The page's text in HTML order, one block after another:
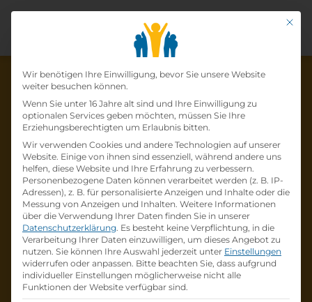
Die Lehrstelle wurde schon
besetzt!
Die LehrstelleLehrling
Betriebslogistikkauffrau /-mann (m/w/d)bei
Transgourmet Österreich GmbHist schon
besetzt.
Firmenprofil besuchen
Mit
Datenschutz-
Wir benötigen Ihre Einwilligung, bevor Sie unsere Website
weiter besuchen können.
Wenn Sie unter 16 Jahre alt sind und Ihre Einwilligung zu
optionalen Services geben möchten, müssen Sie Ihre
Erziehungsberechtigten um Erlaubnis bitten.
Wir verwenden Cookies und andere Technologien auf unserer
Website. Einige von ihnen sind essenziell, während andere uns
helfen, diese Website und Ihre Erfahrung zu verbessern.
Personenbezogene Daten können verarbeitet werden (z. B. IP-
Adressen), z. B. für personalisierte Anzeigen und Inhalte oder die
Messung von Anzeigen und Inhalten. Weitere Informationen
über die Verwendung Ihrer Daten finden Sie in unserer
Datenschutzerklärung. Es besteht keine Verpflichtung, in die
Verarbeitung Ihrer Daten einzuwilligen, um dieses Angebot zu
nutzen. Sie können Ihre Auswahl jederzeit unter Einstellungen
widerrufen oder anpassen. Bitte beachten Sie, dass aufgrund
individueller Einstellungen möglicherweise nicht alle
Funktionen der Website verfügbar sind.